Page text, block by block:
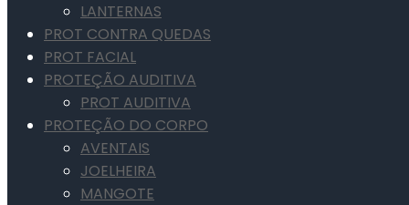
LANTERNAS
PROT CONTRA QUEDAS
PROT FACIAL
PROTEÇÃO AUDITIVA
PROT AUDITIVA
PROTEÇÃO DO CORPO
AVENTAIS
JOELHEIRA
MANGOTE